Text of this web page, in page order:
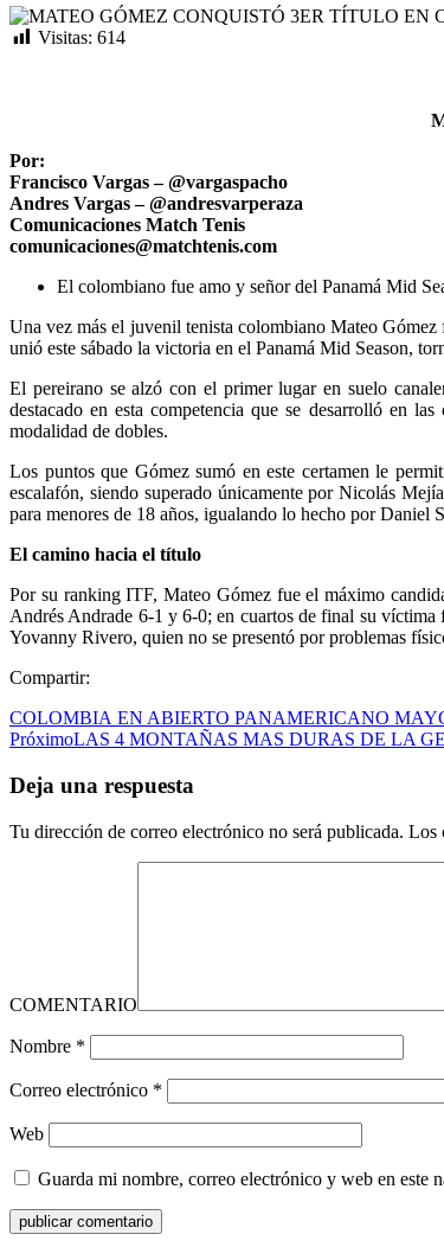
Visitas: 614
Por:
Francisco Vargas – @vargaspacho
Andres Vargas – @andresvarperaza
Comunicaciones Match Tenis
comunicaciones@matchtenis.com
El colombiano fue amo y señor del Panamá Mid
Una vez más el juvenil tenista colombiano Mateo
unió este sábado la victoria en el Panamá Mid Season,
El pereirano se alzó con el primer lugar en suelo
destacado en esta competencia que se desarrolló en
modalidad de dobles.
Los puntos que Gómez sumó en este certamen le
escalafón, siendo superado únicamente por Nicolás
para menores de 18 años, igualando lo hecho por Daniel
El camino hacia el título
Por su ranking ITF, Mateo Gómez fue el máximo
Andrés Andrade 6-1 y 6-0; en cuartos de final su
Yovanny Rivero, quien no se presentó por problemas
Compartir:
COLOMBIA EN ABIERTO PANAMERICANO
PróximoLAS 4 MONTAÑAS MAS DURAS DE LA
Deja una respuesta
Tu dirección de correo electrónico no será publicada. Los
COMENTARIO
Nombre *
Correo electrónico *
Web
Guarda mi nombre, correo electrónico y web en este